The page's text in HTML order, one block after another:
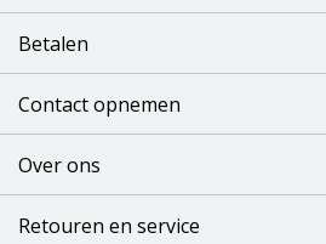
Betalen
Contact opnemen
Over ons
Retouren en service